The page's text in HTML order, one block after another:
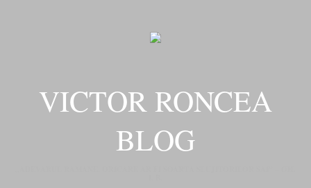
VICTOR RONCEA
BLOG